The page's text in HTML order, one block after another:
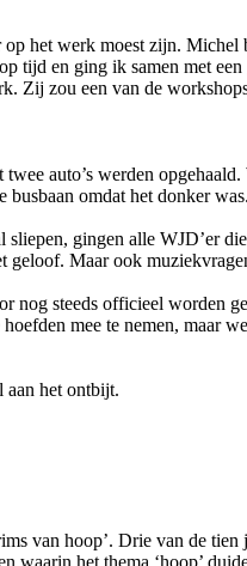
het werk moest zijn.
en ging ik samen met
Zij zou een van de
auto’s werden
busbaan omdat het donker
gingen alle WJD’er
geloof. Maar ook
nog steeds officieel worden
mee te nemen, maar
aan het ontbijt.
van hoop’. Drie van de
waarin het thema ‘hoop’